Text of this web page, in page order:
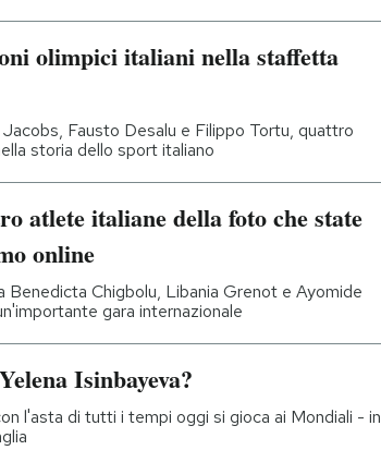
olimpici italiani nella staffetta
Fausto Desalu e Filippo Tortu, quattro
storia dello sport italiano
atlete italiane della foto che state
online
Benedicta Chigbolu, Libania Grenot e Ayomide
gara internazionale
Isinbayeva?
l'asta di tutti i tempi oggi si gioca ai Mondiali - in